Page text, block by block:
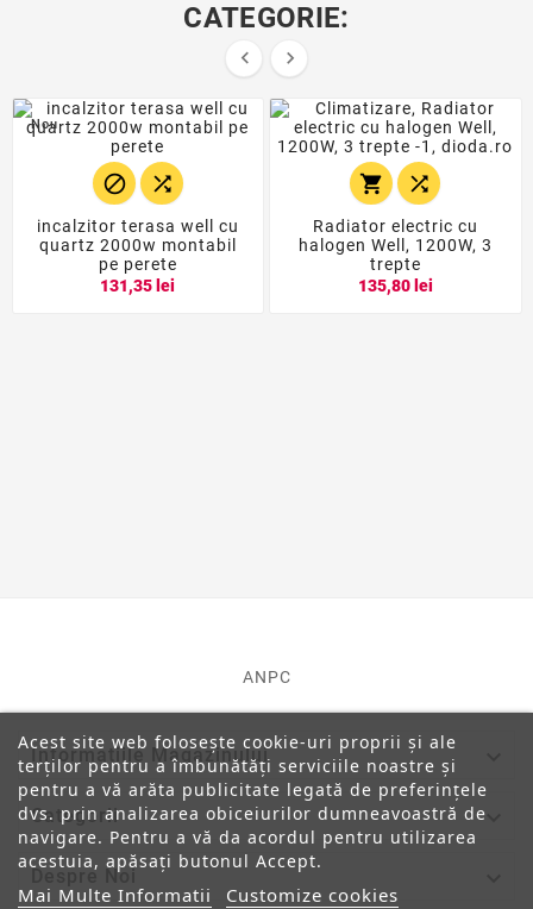
CATEGORIE:
 
Nou
 
incalzitor terasa well cu
quartz 2000w montabil
pe perete
131,35 lei
 
Radiator electric cu
halogen Well, 1200W, 3
trepte
135,80 lei
ANPC
Informatiile Magazinului
Categorii 
Despre Noi
Acest site web folosește cookie-uri proprii și ale
terților pentru a îmbunătăți serviciile noastre și
pentru a vă arăta publicitate legată de preferințele
dvs. prin analizarea obiceiurilor dumneavoastră de
navigare. Pentru a vă da acordul pentru utilizarea
acestuia, apăsați butonul Accept.
Mai Multe Informatii Customize cookies